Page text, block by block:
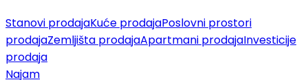
Stanovi prodajaKuće prodajaPoslovni prostori
prodajaZemljišta prodajaApartmani prodajaInvesticije
prodaja
Najam